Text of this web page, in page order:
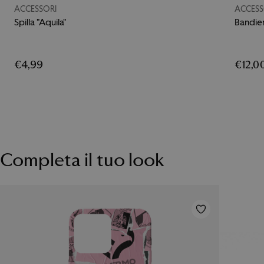
ACCESSORI
Spilla "Aquila"
€4,99
Completa il tuo look